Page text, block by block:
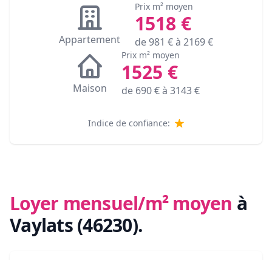
Appartement
Prix m² moyen
1518 €
de981 € à 2169€
Maison
Prix m² moyen
1525 €
de 690€ à 3143€
Indice de confiance:
Loyer mensuel/m² moyen à
Vaylats (46230).